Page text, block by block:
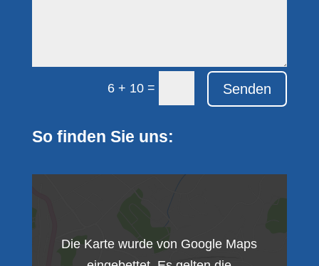
6 + 10 = Senden
So finden Sie uns:
Die Karte wurde von Google Maps